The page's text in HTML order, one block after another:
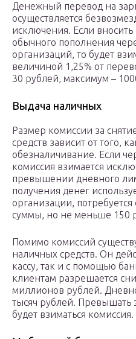
Денежный перевод на
осуществляется
исключения. Если
обычного пополнения
организаций, то будет
величиной 1,25% от
30 рублей, максимум –
Выдача наличных
Размер комиссии за
средств зависит от того,
обезналичивание. Если
комиссия взимается
превышении дневного
получения денег
организации,
суммы, но не меньше 150
Помимо комиссий
наличных средств. Он
кассу, так и с помощью
клиентам разрешается
миллионов рублей.
тысяч рублей. Превышать
будет взиматься комиссия.